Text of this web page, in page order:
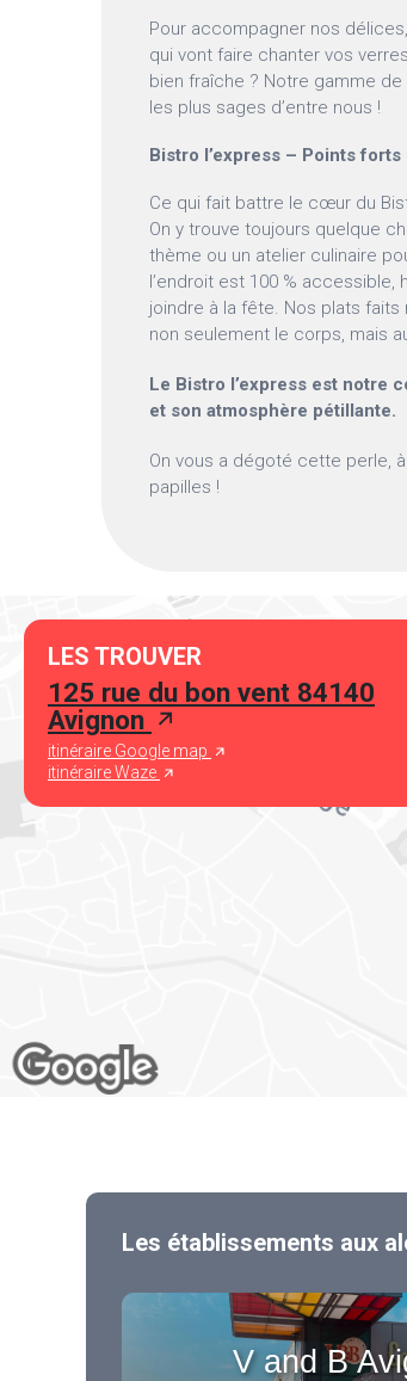
Pour accompagner nos
qui vont faire chanter vos
bien fraîche ? Notre gamme
les plus sages d’entre nous !
Bistro l’express – Points
Ce qui fait battre le cœur du
On y trouve toujours quelque
thème ou un atelier culinaire
l’endroit est 100 %
joindre à la fête. Nos plats
non seulement le corps, mais
Le Bistro l’express est notre
et son atmosphère pétillante.
On vous a dégoté cette perle,
papilles !
LES TROUVER
125 rue du bon vent 84140
Avignon
itinéraire Google map
itinéraire Waze
Les établissements aux
V and B